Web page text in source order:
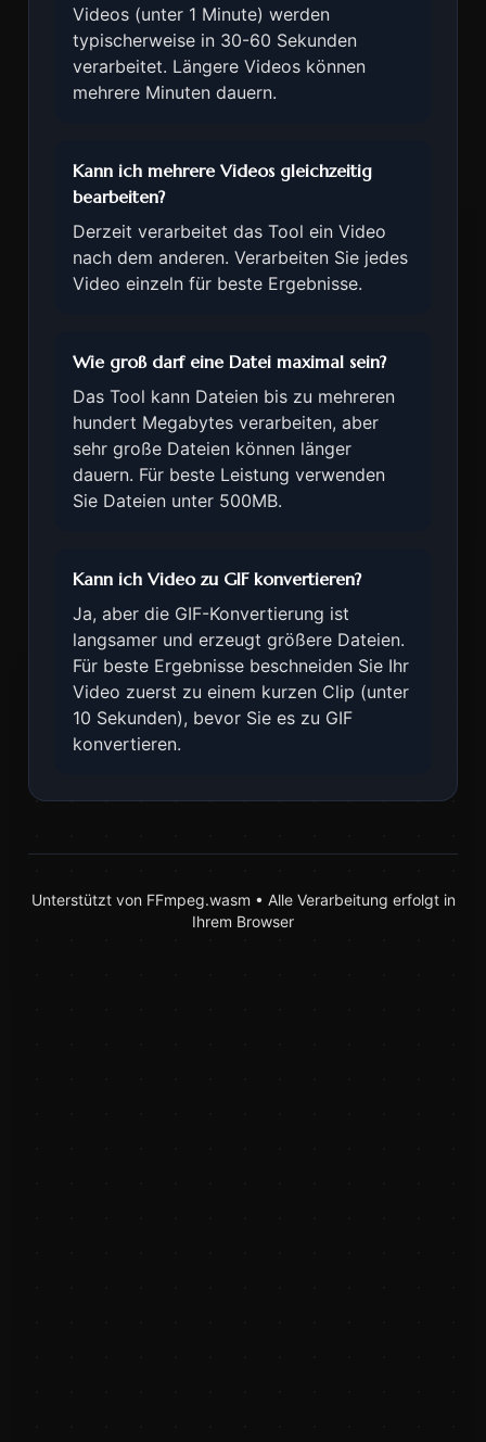
Videos (unter 1 Minute) werden
typischerweise in 30-60 Sekunden
verarbeitet. Längere Videos können
mehrere Minuten dauern.
Kann ich mehrere Videos gleichzeitig
bearbeiten?
Derzeit verarbeitet das Tool ein Video
nach dem anderen. Verarbeiten Sie jedes
Video einzeln für beste Ergebnisse.
Wie groß darf eine Datei maximal sein?
Das Tool kann Dateien bis zu mehreren
hundert Megabytes verarbeiten, aber
sehr große Dateien können länger
dauern. Für beste Leistung verwenden
Sie Dateien unter 500MB.
Kann ich Video zu GIF konvertieren?
Ja, aber die GIF-Konvertierung ist
langsamer und erzeugt größere Dateien.
Für beste Ergebnisse beschneiden Sie Ihr
Video zuerst zu einem kurzen Clip (unter
10 Sekunden), bevor Sie es zu GIF
konvertieren.
Unterstützt von FFmpeg.wasm • Alle Verarbeitung erfolgt in
Ihrem Browser